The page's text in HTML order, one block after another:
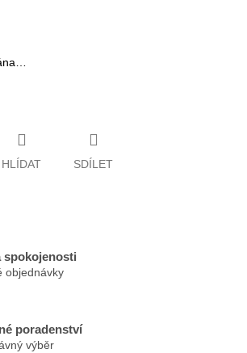
HLÍDAT SDÍLET
spokojenosti
objednávky
poradenství
výběr